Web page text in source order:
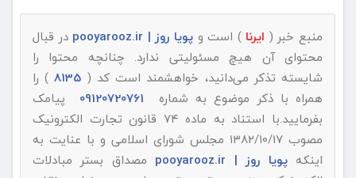
منبع خبر ( ایرنا ) است وپویا روز | pooyarooz.ir
در قبال
محتوای آن هیچ مسئولیتی ندارد. چنانچه محتوا را
شایسته تذکر می‌دانید، خواهشمند است کد (
) را
همراه با ذکر موضوع به شماره
پیامک
بفرمایید.با استناد به ماده ۷۴ قانون تجارت الکترونیک
مصوب ۱۳۸۲/۱۰/۱۷ مجلس شورای اسلامی و با عنایت به
اینکهپویا روز | pooyarooz.ir
مصداق بستر مبادلات